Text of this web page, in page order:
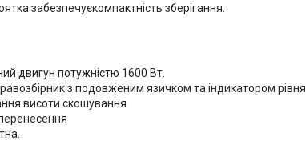
забезпечуєкомпактність зберігання.
двигун потужністю 1600 Вт.
з подовженим язичком та індикатором рівня
висоти скошування